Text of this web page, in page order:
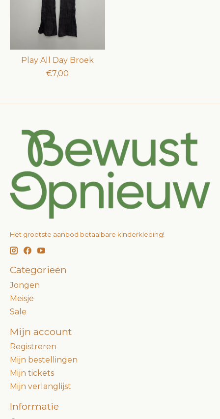
Play All Day Broek
€7,00
Het grootste aanbod betaalbare kinderkleding!
Categorieën
Jongen
Meisje
Sale
Mijn account
Registreren
Mijn bestellingen
Mijn tickets
Mijn verlanglijst
Informatie